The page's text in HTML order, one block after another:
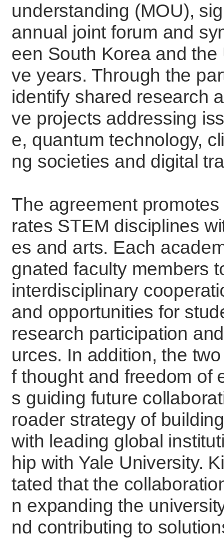
understanding (MOU),
annual joint forum and
een South Korea and
ve years. Through the
identify shared research
ve projects addressing
e, quantum technology,
ng societies and digital
The agreement
rates STEM disciplines
es and arts. Each
gnated faculty members
interdisciplinary
and opportunities for
research participation
urces. In addition, the
f thought and freedom of
s guiding future
roader strategy of
with leading global
hip with Yale University.
tated that the
n expanding the
nd contributing to